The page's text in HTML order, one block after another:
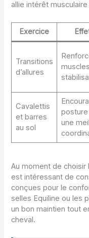
allie intérêt
Exercice
Transitions
d’allures
muscles
Cavalettis
et barres
au sol
une
Au moment de choisir
est intéressant de
conçues pour le
selles Equiline ou les
un bon maintien tout
cheval.